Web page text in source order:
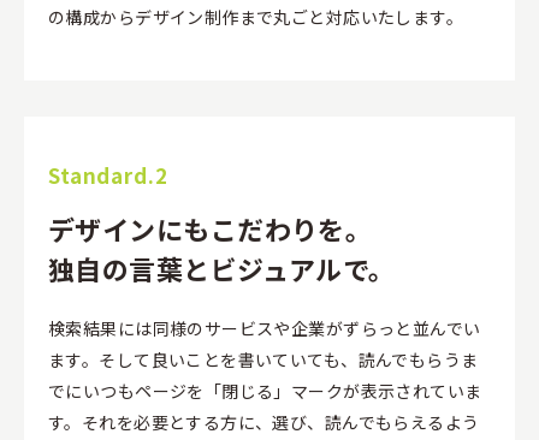
の構成からデザイン制作まで丸ごと対応いたします。
Standard.2
デザインにもこだわりを。
独自の言葉とビジュアルで。
検索結果には同様のサービスや企業がずらっと並んでい
ます。そして良いことを書いていても、読んでもらうま
でにいつもページを「閉じる」マークが表示されていま
す。それを必要とする方に、選び、読んでもらえるよう